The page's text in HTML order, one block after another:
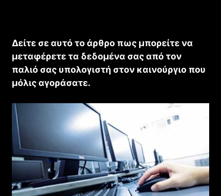
Δείτε σε αυτό το άρθρο πως μπορείτε να
μεταφέρετε τα δεδομένα σας από τον
παλιό σας υπολογιστή στον καινούργιο που
μόλις αγοράσατε.